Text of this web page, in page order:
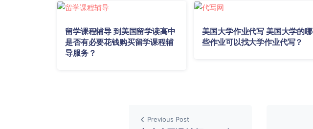
留学课程辅导 到美国留学读高中
是否有必要花钱购买留学课程辅
导服务？
美国大学作业代写 美国大学的哪
些作业可以找大学作业代写？
Previous Post